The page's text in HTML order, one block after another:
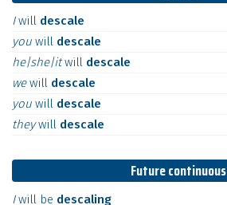
Iwill descale
you will descale
he|she|itwill descale
wewill descale
you will descale
theywill descale
Future continuous
Iwill be descaling